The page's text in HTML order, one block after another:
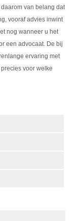
van belang dat
vooraf advies inwint
nog wanneer u het
een advocaat. De bij
ervaring met
voor welke